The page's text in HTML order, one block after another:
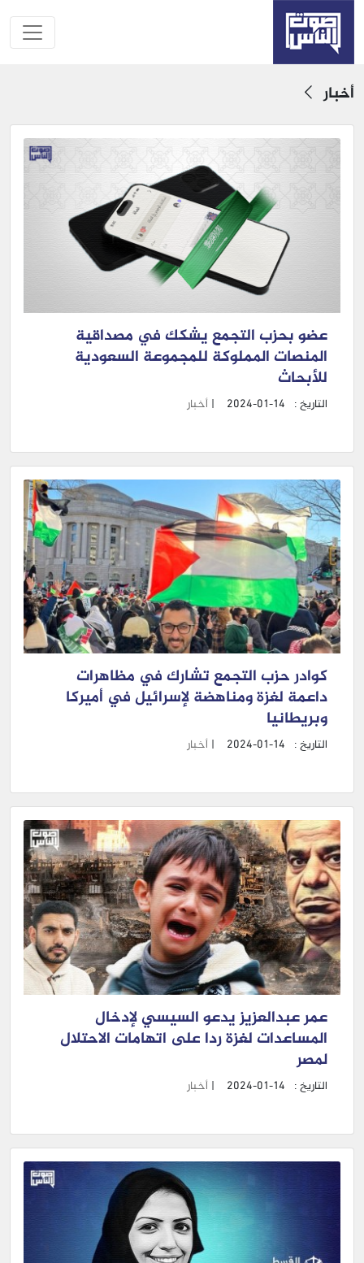
أخبار
عضو بحزب التجمع يشكك في مصداقية
المنصات المملوكة للمجموعة السعودية
للأبحاث
التاريخ : 2024-01-14
| أخبار
كوادر حزب التجمع تشارك في مظاهرات
داعمة لغزة ومناهضة لإسرائيل في أميركا
وبريطانيا
التاريخ : 2024-01-14
| أخبار
عمر عبدالعزيز يدعو السيسي لإدخال
المساعدات لغزة ردا على اتهامات الاحتلال
لمصر
التاريخ : 2024-01-14
| أخبار